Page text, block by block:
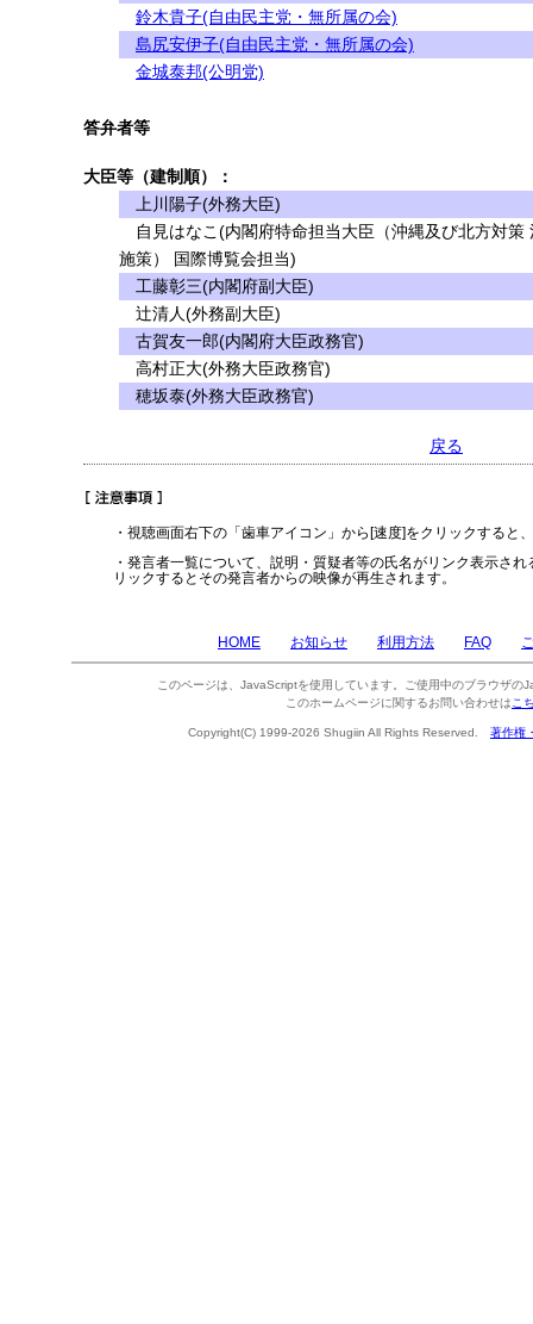
鈴木貴子(自由民主党・無所属の会)
島尻安伊子(自由民主党・無所属の会)
金城泰邦(公明党)
答弁者等
大臣等（建制順）：
上川陽子(外務大臣)
自見はなこ(内閣府特命担当大臣（沖縄及び北方対策
施策） 国際博覧会担当)
工藤彰三(内閣府副大臣)
辻清人(外務副大臣)
古賀友一郎(内閣府大臣政務官)
高村正大(外務大臣政務官)
穂坂泰(外務大臣政務官)
戻る
・視聴画面右下の「歯車アイコン」から[速度]をクリックすると
・発言者一覧について、説明・質疑者等の氏名がリンク表示さ
リックするとその発言者からの映像が再生されます。
HOME お知らせ 利用方法 FAQ
このページは、JavaScriptを使用しています。ご使用中のブラウザの
このホームページに関するお問い合わせは こ
Copyright(C) 1999-2026 Shugiin All Rights Reserved. 著作権